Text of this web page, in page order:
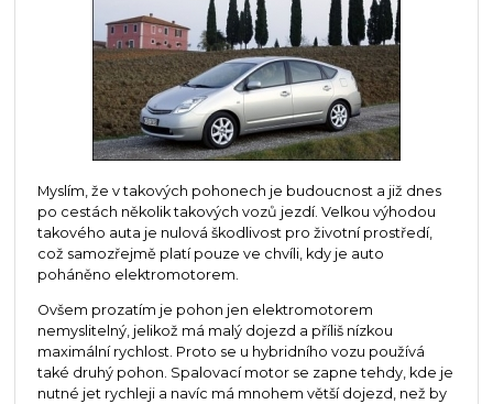
Myslím, že v takových pohonech je budoucnost a již dnes
po cestách několik takových vozů jezdí. Velkou výhodou
takového auta je nulová škodlivost pro životní prostředí,
což samozřejmě platí pouze ve chvíli, kdy je auto
poháněno elektromotorem.
Ovšem prozatím je pohon jen elektromotorem
nemyslitelný, jelikož má malý dojezd a příliš nízkou
maximální rychlost. Proto se u hybridního vozu používá
také druhý pohon. Spalovací motor se zapne tehdy, kde je
nutné jet rychleji a navíc má mnohem větší dojezd, než by